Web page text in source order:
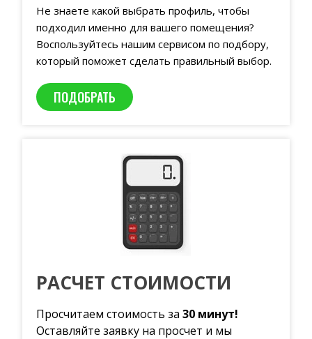
Не знаете какой выбрать профиль, чтобы
подходил именно для вашего помещения?
Воспользуйтесь нашим сервисом по подбору,
который поможет сделать правильный выбор.
ПОДОБРАТЬ
РАСЧЕТ СТОИМОСТИ
Просчитаем стоимость за30 минут!
Оставляйте заявку на просчет и мы